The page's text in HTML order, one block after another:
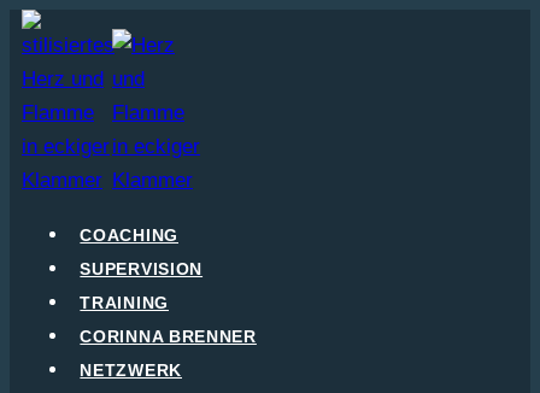
Zum
Inhalt
springen
COACHING
SUPERVISION
TRAINING
CORINNA BRENNER
NETZWERK